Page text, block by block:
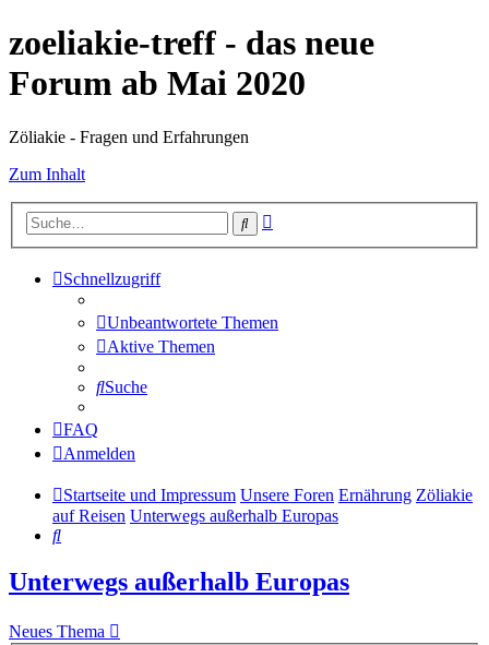
zoeliakie-treff - das neue
Forum ab Mai 2020
Zöliakie - Fragen und Erfahrungen
Zum Inhalt
Suche
Schnellzugriff
Unbeantwortete Themen
Aktive Themen
Suche
FAQ
Anmelden
Startseite und Impressum Unsere Foren Ernährung Zöliakie
auf Reisen Unterwegs außerhalb Europas
Suche
Unterwegs außerhalb Europas
Neues Thema